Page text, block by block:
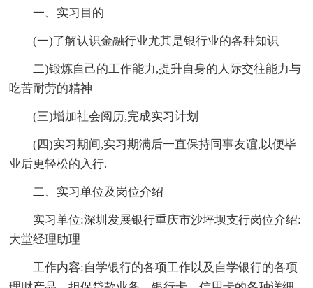
一、实习目的
(一)了解认识金融行业尤其是银行业的各种知识
二)锻炼自己的工作能力,提升自身的人际交往能力与
吃苦耐劳的精神
(三)增加社会阅历,完成实习计划
(四)实习期间,实习期满后一直保持同事友谊,以便毕
业后更轻松的入行.
二、实习单位及岗位介绍
实习单位:深圳发展银行重庆市沙坪坝支行岗位介绍:
大堂经理助理
工作内容:自学银行的各项工作以及自学银行的各项